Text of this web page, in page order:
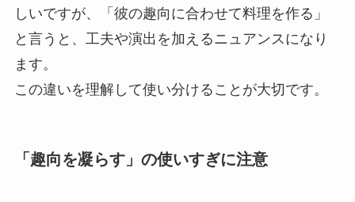
しいですが、「彼の趣向に合わせて料理を作る」
と言うと、工夫や演出を加えるニュアンスになり
ます。
この違いを理解して使い分けることが大切です。
「趣向を凝らす」の使いすぎに注意